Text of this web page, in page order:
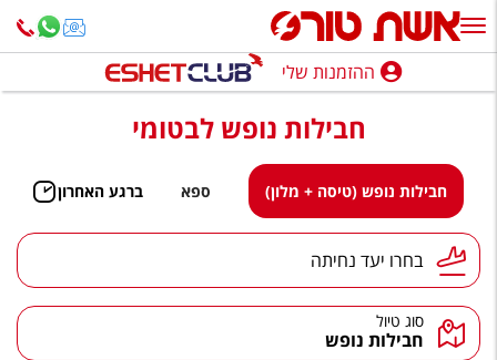
ההזמנות שלי
חופשה לפי סגנון
מלונות באילת
טיולים מאורגנים
סגנונות טיול
ההזמנות שלי
חבילות נופש לבטומי
חבילות נופש (טיסה + מלון) ספא ברגע האחרון
יעד נחיתהבחרו יעד נחיתה
סוג טיול
חבילות נופש